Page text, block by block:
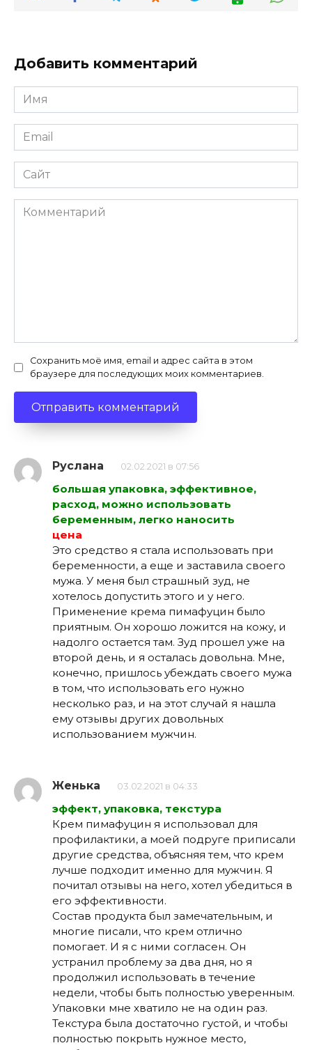
Добавить комментарий
Имя
*
Email
*
Сайт
Комментарий
Сохранить моё имя, email и адрес сайта в этом
браузере для последующих моих комментариев.
Руслана 02.02.2021 в 07:56
большая упаковка, эффективное,
расход, можно использовать
беременным, легко наносить
цена
Это средство я стала использовать при
беременности, а еще и заставила своего
мужа. У меня был страшный зуд, не
хотелось допустить этого и у него.
Применение крема пимафуцин было
приятным. Он хорошо ложится на кожу, и
надолго остается там. Зуд прошел уже на
второй день, и я осталась довольна. Мне,
конечно, пришлось убеждать своего мужа
в том, что использовать его нужно
несколько раз, и на этот случай я нашла
ему отзывы других довольных
использованием мужчин.
Женька 03.02.2021 в 04:33
эффект, упаковка, текстура
Крем пимафуцин я использовал для
профилактики, а моей подруге приписали
другие средства, объясняя тем, что крем
лучше подходит именно для мужчин. Я
почитал отзывы на него, хотел убедиться в
его эффективности.
Состав продукта был замечательным, и
многие писали, что крем отлично
помогает. И я с ними согласен. Он
устранил проблему за два дня, но я
продолжил использовать в течение
недели, чтобы быть полностью уверенным.
Упаковки мне хватило не на один раз.
Текстура была достаточно густой, и чтобы
полностью покрыть нужное место,